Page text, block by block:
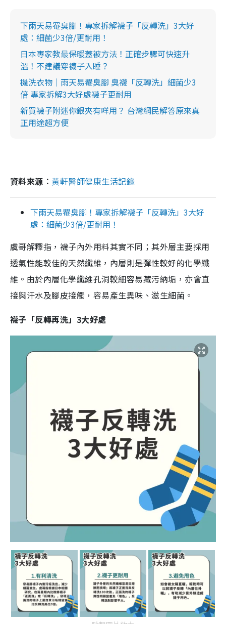
下雨天易罨臭腳！專家拆解襪子「反轉洗」3大好
處：細菌少3倍/更耐用！
日本專家教最保暖蓋被方法！正確步驟可快速升
溫！不建議穿襪子入睡？
機洗衣物｜雨天易罨臭腳 臭襪「反轉洗」細菌少3
倍 專家拆解3大好處襪子更耐用
新買襪子附迷你銀夾有咩用？ 台灣網民解答原來真
正用途超方便
資料來源︰黃軒醫師健康生活記錄
下雨天易罨臭腳！專家拆解襪子「反轉洗」3大好
處：細菌少3倍/更耐用！
虞哥解釋指，襪子內外用料其實不同；其外層主要採用
透氣性能較佳的天然纖維，內層則是彈性較好的化學纖
維。由於內層化學纖維孔洞較細容易藏污納垢，亦會直
接與汗水及腳皮接觸，容易產生異味、滋生細菌。
襪子「反轉再洗」3大好處